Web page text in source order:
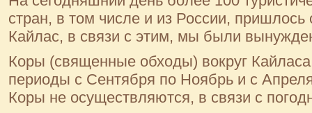
стран, в том числе и из России, пришлось
Кайлас, в связи с этим, мы были
Коры (священные обходы) вокруг Кайласа
периоды с Сентября по Ноябрь и с
Коры не осуществляются, в связи с